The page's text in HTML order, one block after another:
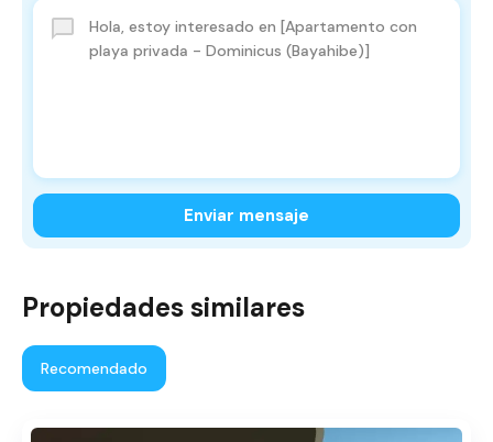
Enviar mensaje
Propiedades similares
Recomendado